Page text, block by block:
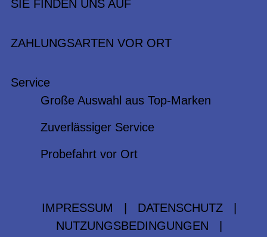
SIE FINDEN UNS AUF
ZAHLUNGSARTEN VOR ORT
Service
Große Auswahl aus Top-Marken
Zuverlässiger Service
Probefahrt vor Ort
IMPRESSUM DATENSCHUTZ
NUTZUNGSBEDINGUNGEN